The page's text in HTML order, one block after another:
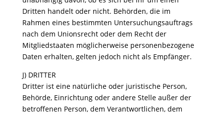
Dritten handelt oder nicht. Behörden, die im
Rahmen eines bestimmten Untersuchungsauftrags
nach dem Unionsrecht oder dem Recht der
Mitgliedstaaten möglicherweise personenbezogene
Daten erhalten, gelten jedoch nicht als Empfänger.
J) DRITTER
Dritter ist eine natürliche oder juristische Person,
Behörde, Einrichtung oder andere Stelle außer der
betroffenen Person, dem Verantwortlichen, dem